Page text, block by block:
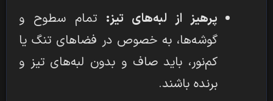
پرهیز از لبه‌های تیز:تمام سطوح و
گوشه‌ها، به خصوص در فضاهای تنگ یا
کم‌نور، باید صاف و بدون لبه‌های تیز و
برنده باشند.